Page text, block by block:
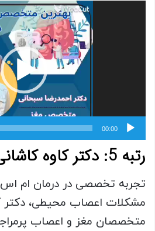
00:00
رتبه 5: دکتر کاوه کاشانی
تجربه تخصصی در درمان ام اس
مشکلات اعصاب محیطی، دکتر
متخصصان مغز و اعصاب